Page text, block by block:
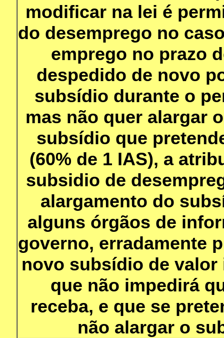
modificar na lei é
do desemprego no
emprego no prazo
despedido de novo
subsídio durante o
mas não quer alargar
subsídio que
(60% de 1 IAS), a
subsidio de
alargamento do
alguns órgãos de
governo, erradamente
novo subsídio de
que não impedirá
receba, e que se
não alargar o